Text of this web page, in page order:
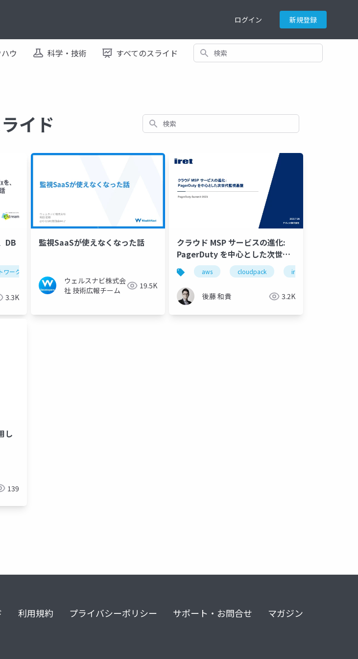
ログイン 新規登録
ウ 科学・技術 すべてのスライド 検索
イド 検索
DB
ワーク
3.3K
監視SaaSが使えなくなった話
ウェルスナビ株式会
社 技術広報チーム
19.5K
クラウド MSP サービスの進化:
PagerDuty を中心とした次世代
監視基盤aws cloudpack iret
後藤 和貴 3.2K
し
139
利用規約 プライバシーポリシー サポート・お問合せ マガジン